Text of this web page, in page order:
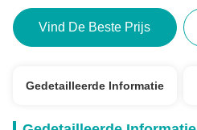
Vind De Beste Prijs
Gedetailleerde Informatie